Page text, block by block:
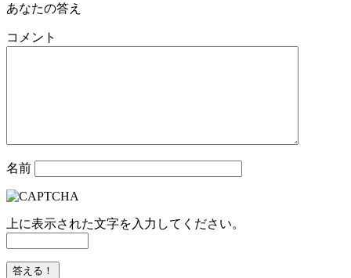
あなたの答え
コメント
名前
上に表示された文字を入力してください。